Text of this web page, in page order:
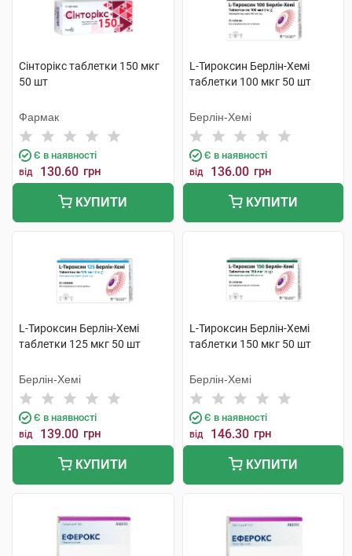
Сінторікс таблетки 150 мкг
50 шт
Фармак
Є в наявності
від 130.60 грн
КУПИТИ
L-Тироксин Берлін-Хемі
таблетки 100 мкг 50 шт
Берлін-Хемі
Є в наявності
від 136.00 грн
КУПИТИ
L-Тироксин Берлін-Хемі
таблетки 125 мкг 50 шт
Берлін-Хемі
Є в наявності
від 139.00 грн
КУПИТИ
L-Тироксин Берлін-Хемі
таблетки 150 мкг 50 шт
Берлін-Хемі
Є в наявності
від 146.30 грн
КУПИТИ